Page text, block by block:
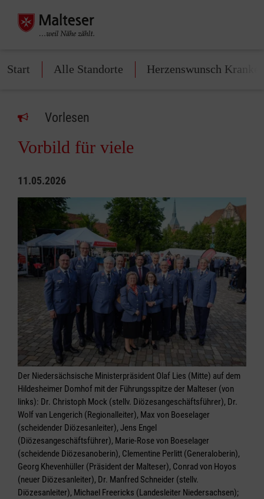
Start Alle Standorte Herzenswunsch
Vorlesen
Vorbild für viele
11.05.2026
Der Niedersächsische Ministerpräsident Olaf Lies (Mitte) auf dem
Hildesheimer Domhof mit der Führungsspitze der Malteser (von
links): Dr. Christoph Mock (stellv. Diözesangeschäftsführer), Dr.
Wolf van Lengerich (Regionalleiter), Max von Boeselager
(scheidender Diözesanleiter), Jens Engel
(Diözesangeschäftsführer), Marie-Rose von Boeselager
(scheidende Diözesanoberin), Clementine Perlitt (Generaloberin),
Georg Khevenhüller (Präsident der Malteser), Conrad von Hoyos
(neuer Diözesanleiter), Dr. Manfred Schneider (stellv.
Diözesanleiter), Michael Freericks (Landesleiter Niedersachsen);